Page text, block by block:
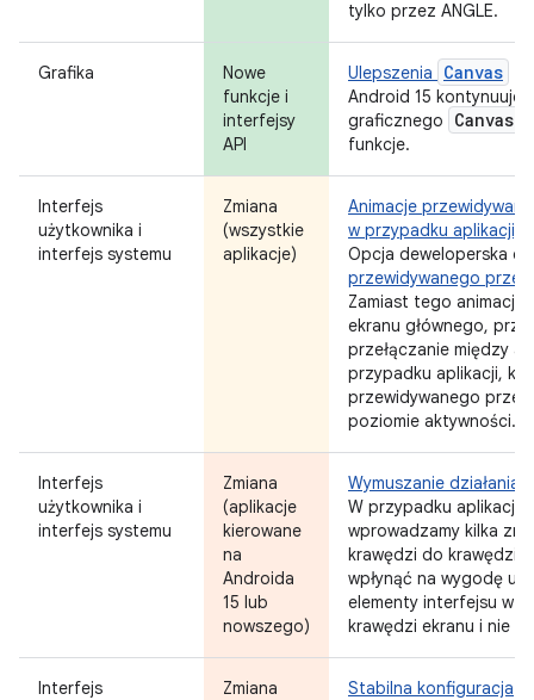
tylko przez ANGLE.
Grafika
Nowe
funkcje i
interfejsy
API
Ulepszenia Canvas
Android 15 kontynuuje
graficznego
Canvas
funkcje.
Interfejs
użytkownika i
interfejs systemu
Zmiana
(wszystkie
aplikacje)
Animacje
w przypadku aplikacji,
Opcja deweloperska
przewidywanego
Zamiast tego
ekranu głównego,
przełączanie między
przypadku aplikacji,
przewidywanego
poziomie aktywności.
Interfejs
użytkownika i
interfejs systemu
Zmiana
(aplikacje
kierowane
na
Androida
15 lub
nowszego)
Wymuszanie działania
W przypadku aplikacji
wprowadzamy kilka
krawędzi do krawędzi.
wpłynąć na wygodę
elementy interfejsu w
krawędzi ekranu i nie
Interfejs
Zmiana
Stabilna konfiguracja